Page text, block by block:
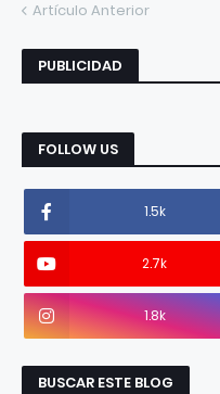
Artículo Anterior
PUBLICIDAD
FOLLOW US
1.5k
2.7k
1.8k
BUSCAR ESTE BLOG